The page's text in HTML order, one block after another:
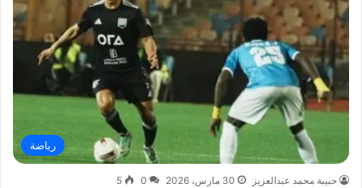
رياضة
حبيبة محمد عبدالعزيز 30 مارس، 2026 0
5